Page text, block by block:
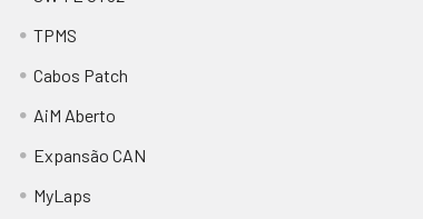
TPMS
Cabos Patch
AiM Aberto
Expansão CAN
MyLaps